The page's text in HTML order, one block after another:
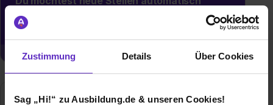
Zustimmung Details Über Cookies
Sag „Hi!“ zu Ausbildung.de & unseren Cookies!